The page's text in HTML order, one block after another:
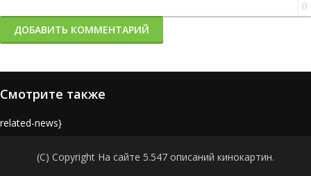
0
ДОБАВИТЬ КОММЕНТАРИЙ
Смотрите также
news}
(C) Copyright На сайте 5.547 описаний кинокартин.